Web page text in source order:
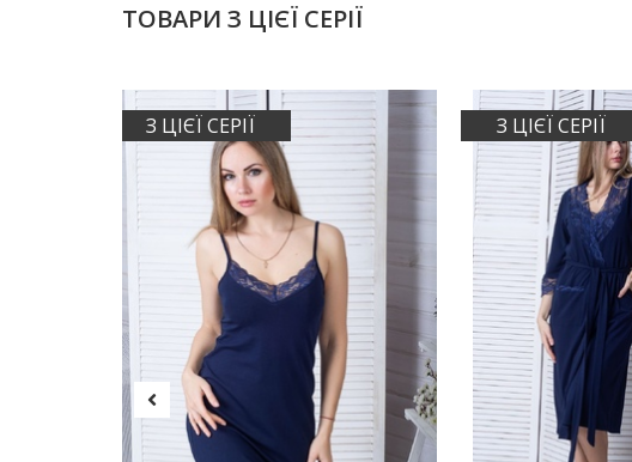
ТОВАРИ З ЦІЄЇ СЕРІЇ
З ЦІЄЇ СЕРІЇ З ЦІЄЇ СЕРІЇ